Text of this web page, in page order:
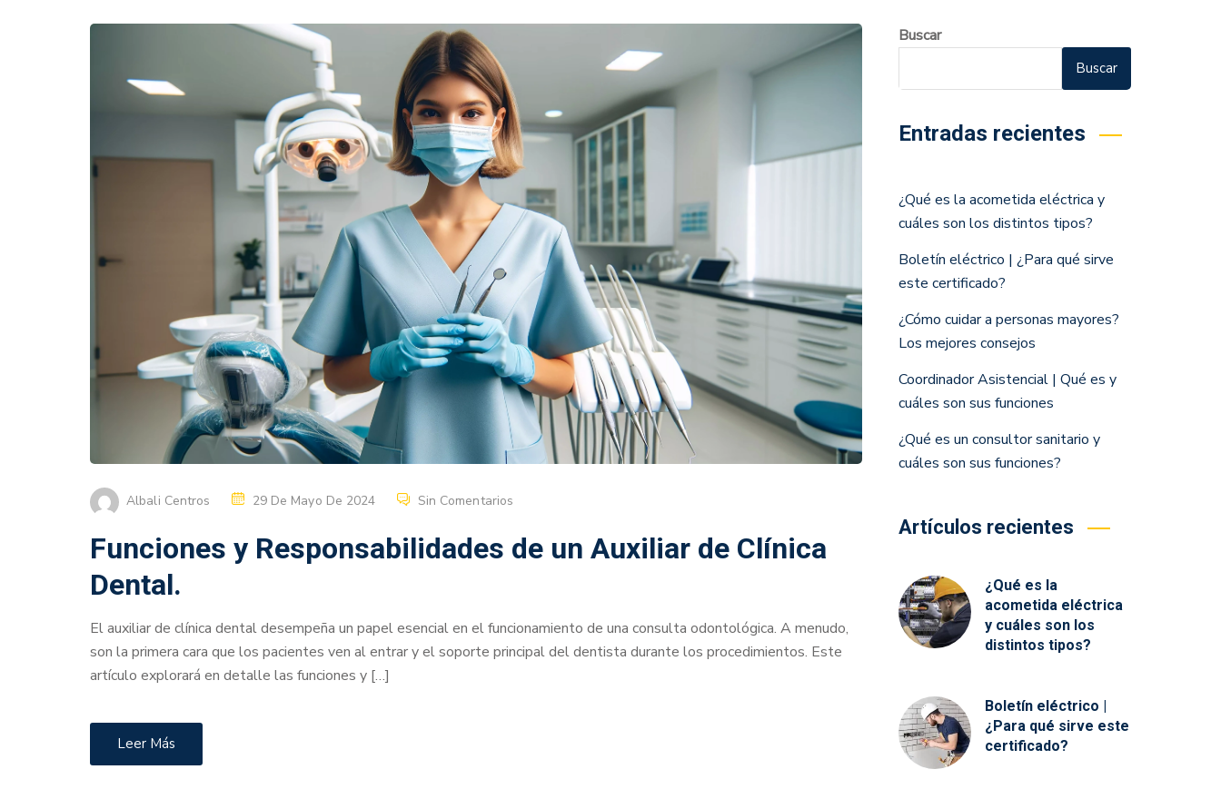
Albali Centros 29 De Mayo De 2024 Sin Comentarios
Funciones y Responsabilidades de un Auxiliar de Clínica
Dental.
El auxiliar de clínica dental desempeña un papel esencial en el funcionamiento de una consulta odontológica. A menudo,
son la primera cara que los pacientes ven al entrar y el soporte principal del dentista durante los procedimientos. Este
artículo explorará en detalle las funciones y […]
Leer Más
Buscar
Buscar
Entradas recientes
¿Qué es la acometida eléctrica y
cuáles son los distintos tipos?
Boletín eléctrico | ¿Para qué sirve
este certificado?
¿Cómo cuidar a personas mayores?
Los mejores consejos
Coordinador Asistencial | Qué es y
cuáles son sus funciones
¿Qué es un consultor sanitario y
cuáles son sus funciones?
Artículos recientes
¿Qué es la
acometida eléctrica
y cuáles son los
distintos tipos?
Boletín eléctrico |
¿Para qué sirve este
certificado?